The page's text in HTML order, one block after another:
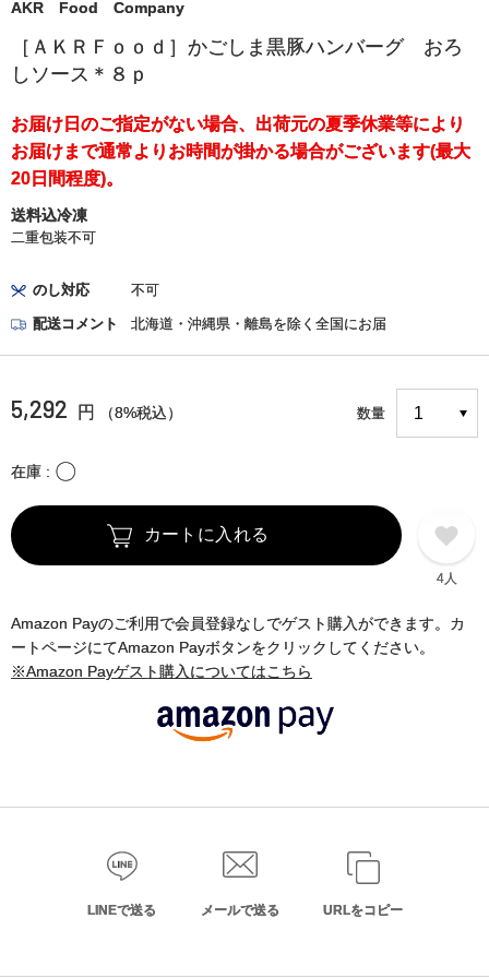
AKR Food Company
［ＡＫＲＦｏｏｄ］かごしま黒豚ハンバーグ おろ
しソース＊８ｐ
お届け日のご指定がない場合、出荷元の夏季休業等により
お届けまで通常よりお時間が掛かる場合がございます(最大
20日間程度)。
送料込冷凍
二重包装不可
のし対応 不可
配送コメント 北海道・沖縄県・離島を除く全国にお届
5,292 円 （8%税込） 数量
在庫 〇
カートに入れる
4人
Amazon Payのご利用で会員登録なしでゲスト購入ができます。カ
ートページにてAmazon Payボタンをクリックしてください。
※Amazon Payゲスト購入についてはこちら
LINEで送る メールで送る URLをコピー